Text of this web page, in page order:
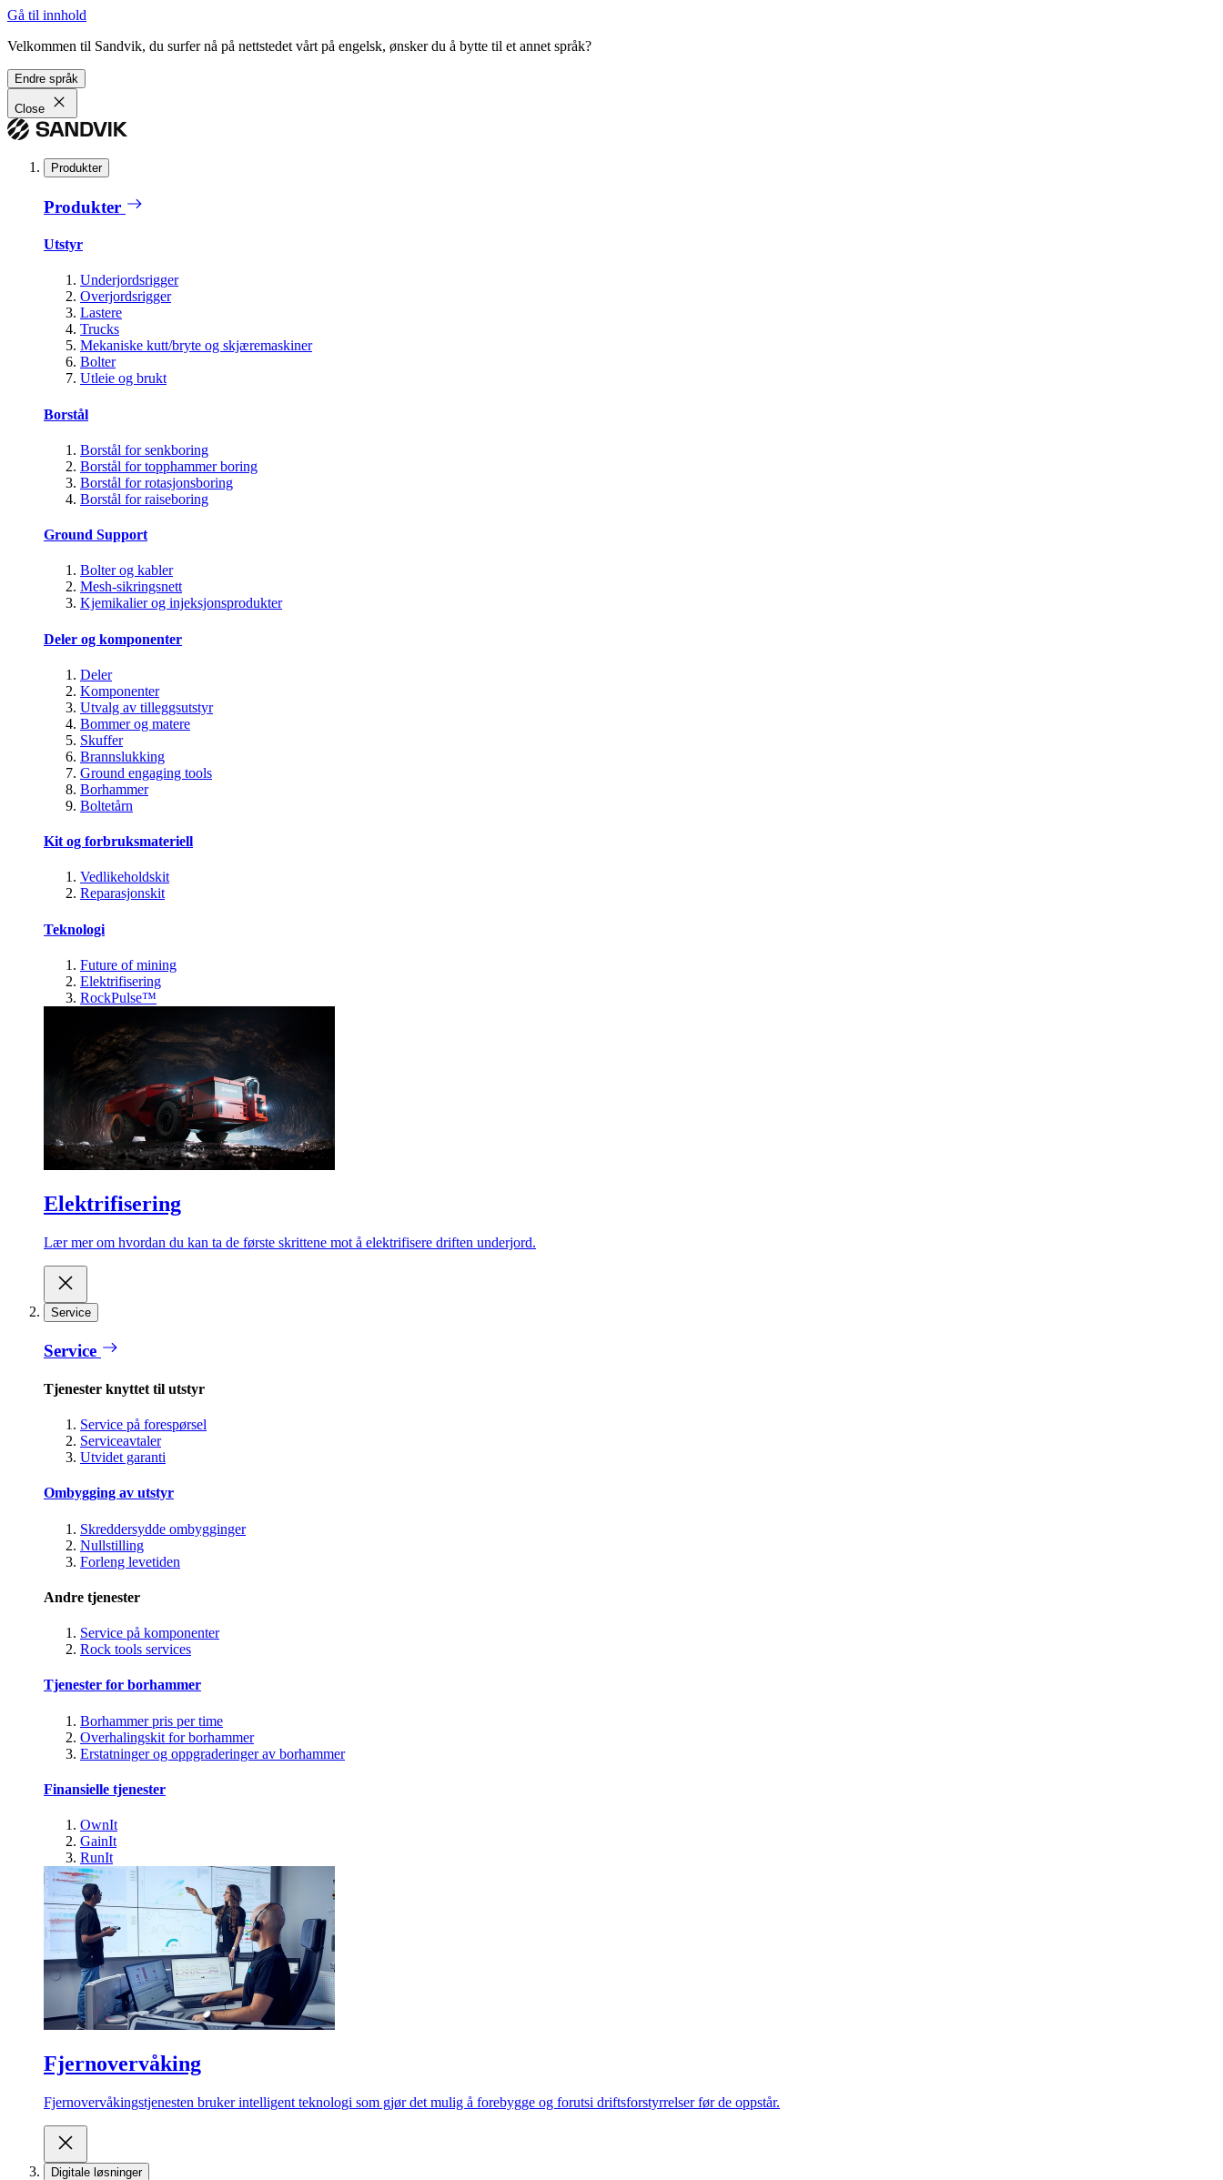
Gå til innhold
Velkommen til Sandvik, du surfer nå på nettstedet vårt på engelsk, ønsker du å bytte til et annet språk?
Endre språk
Close
Produkter
Produkter
Utstyr
Underjordsrigger
Overjordsrigger
Lastere
Trucks
Mekaniske kutt/bryte og skjæremaskiner
Bolter
Utleie og brukt
Borstål
Borstål for senkboring
Borstål for topphammer boring
Borstål for rotasjonsboring
Borstål for raiseboring
Ground Support
Bolter og kabler
Mesh-sikringsnett
Kjemikalier og injeksjonsprodukter
Deler og komponenter
Deler
Komponenter
Utvalg av tilleggsutstyr
Bommer og matere
Skuffer
Brannslukking
Ground engaging tools
Borhammer
Boltetårn
Kit og forbruksmateriell
Vedlikeholdskit
Reparasjonskit
Teknologi
Future of mining
Elektrifisering
RockPulse™
Elektrifisering
Lær mer om hvordan du kan ta de første skrittene mot å elektrifisere driften underjord.
Service
Service
Tjenester knyttet til utstyr
Service på forespørsel
Serviceavtaler
Utvidet garanti
Ombygging av utstyr
Skreddersydde ombygginger
Nullstilling
Forleng levetiden
Andre tjenester
Service på komponenter
Rock tools services
Tjenester for borhammer
Borhammer pris per time
Overhalingskit for borhammer
Erstatninger og oppgraderinger av borhammer
Finansielle tjenester
OwnIt
GainIt
RunIt
Fjernovervåking
Fjernovervåkingstjenesten bruker intelligent teknologi som gjør det mulig å forebygge og forutsi driftsforstyrrelser før de oppstår.
Digitale løsninger